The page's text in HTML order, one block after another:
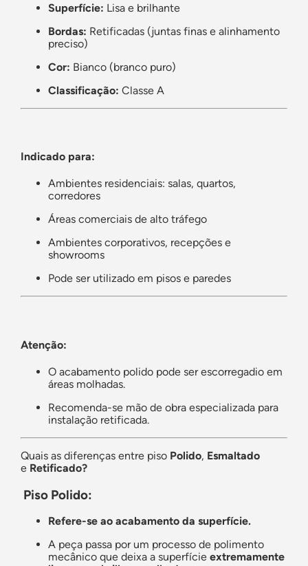
Superfície: Lisa e brilhante
Bordas: Retificadas (juntas finas e alinhamento
preciso)
Cor: Bianco (branco puro)
Classificação: Classe A
Indicado para:
Ambientes residenciais: salas, quartos,
corredores
Áreas comerciais de alto tráfego
Ambientes corporativos, recepções e
showrooms
Pode ser utilizado em pisos e paredes
Atenção:
O acabamento polido pode ser escorregadio em
áreas molhadas.
Recomenda-se mão de obra especializada para
instalação retificada.
Quais as diferenças entre piso Polido, Esmaltado
e Retificado?
Piso Polido:
Refere-se ao acabamento da superfície.
A peça passa por um processo de polimento
mecânico que deixa a superfície extremamente